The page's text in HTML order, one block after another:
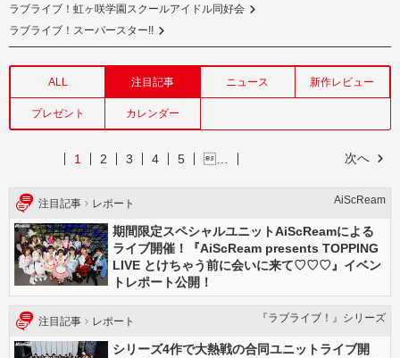
ラブライブ！虹ヶ咲学園スクールアイドル同好会
ラブライブ！スーパースター!!
ALL 注目記事 ニュース 新作レビュー
プレゼント カレンダー
次へ
1 2 3 4 5 …
注目記事 レポート AiScReam
期間限定スペシャルユニットAiScReamによる
ライブ開催！『AiScReam presents TOPPING
LIVE とけちゃう前に会いに来て♡♡♡』イベン
トレポート公開！
注目記事 レポート 『ラブライブ！』シリーズ
シリーズ4作で大熱戦の合同ユニットライブ開